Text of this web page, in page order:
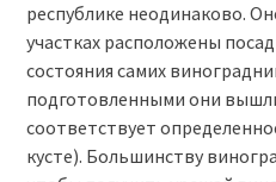
республике неодинаково.
участках расположены
состояния самих
подготовленными они
соответствует
кусте). Большинству